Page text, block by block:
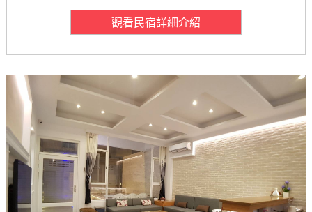
觀看民宿詳細介紹